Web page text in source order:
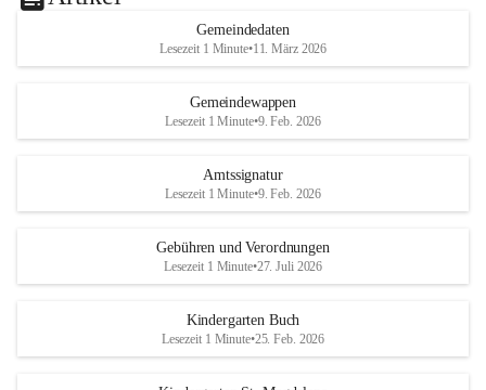
Gemeindedaten
Lesezeit 1 Minute•11. März 2026
Gemeindewappen
Lesezeit 1 Minute•9. Feb. 2026
Amtssignatur
Lesezeit 1 Minute•9. Feb. 2026
Gebühren und Verordnungen
Lesezeit 1 Minute•27. Juli 2026
Kindergarten Buch
Lesezeit 1 Minute•25. Feb. 2026